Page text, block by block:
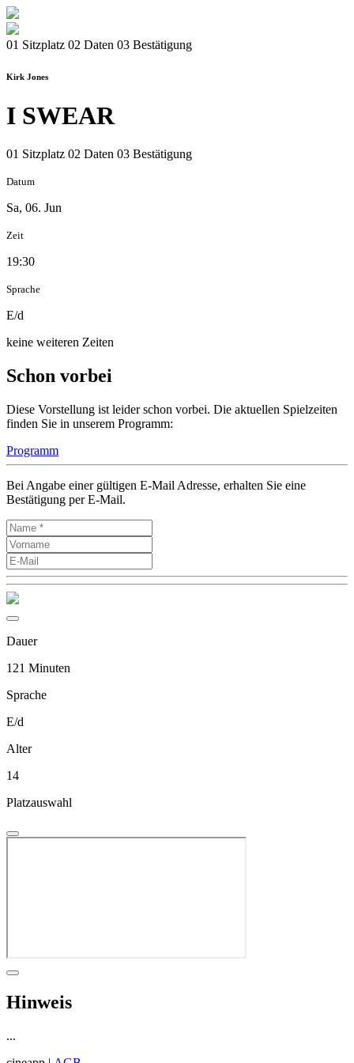
01 Sitzplatz 02 Daten 03 Bestätigung
Kirk Jones
I SWEAR
01 Sitzplatz 02 Daten 03 Bestätigung
Datum
Sa, 06. Jun
Zeit
19:30
Sprache
E/d
keine weiteren Zeiten
Schon vorbei
Diese Vorstellung ist leider schon vorbei. Die aktuellen Spielzeiten
finden Sie in unserem Programm:
Programm
Bei Angabe einer gültigen E-Mail Adresse, erhalten Sie eine
Bestätigung per E-Mail.
Dauer
121 Minuten
Sprache
E/d
Alter
14
Platzauswahl
Hinweis
...